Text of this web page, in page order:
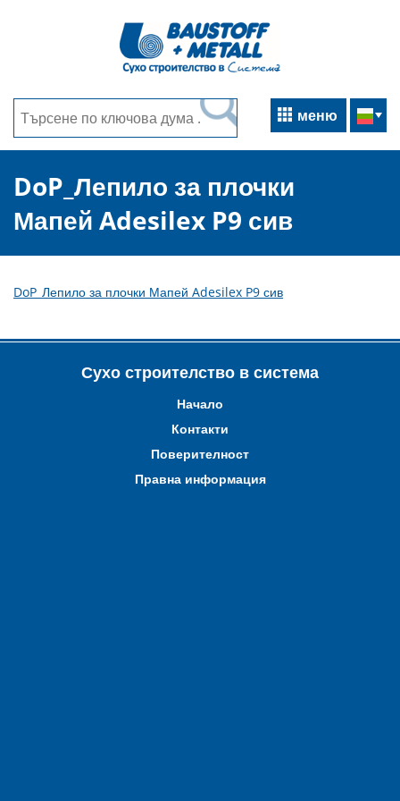
меню
DoP_Лепило за плочки
Мапей Adesilex P9 сив
DoP_Лепило за плочки Мапей Adesilex P9 сив
Сухо строителство в система
Начало
Контакти
Поверителност
Правна информация